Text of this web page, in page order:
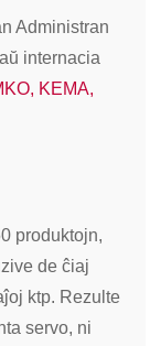
Administran
internacia
KEMA,
produktojn,
de ĉiaj
ktp. Rezulte
servo, ni